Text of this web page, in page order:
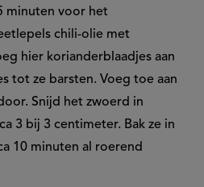
minuten voor het
chili-olie met
hier korianderblaadjes aan
tot ze barsten. Voeg toe aan
Snijd het zwoerd in
3 bij 3 centimeter. Bak ze in
10 minuten al roerend